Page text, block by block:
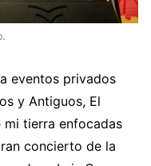
eventos privados
y Antiguos, El
tierra enfocadas
concierto de la